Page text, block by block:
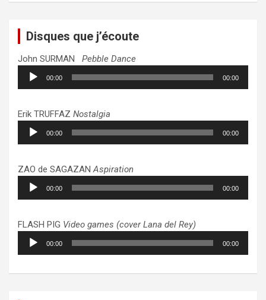
Disques que j’écoute
John SURMAN Pebble Dance
Lecteur
audio
00:00 00:00
Erik TRUFFAZ Nostalgia
Lecteur
audio
00:00 00:00
ZAO de SAGAZANAspiration
Lecteur
audio
00:00 00:00
FLASH PIG Video games (cover Lana del Rey)
Lecteur
audio
00:00 00:00